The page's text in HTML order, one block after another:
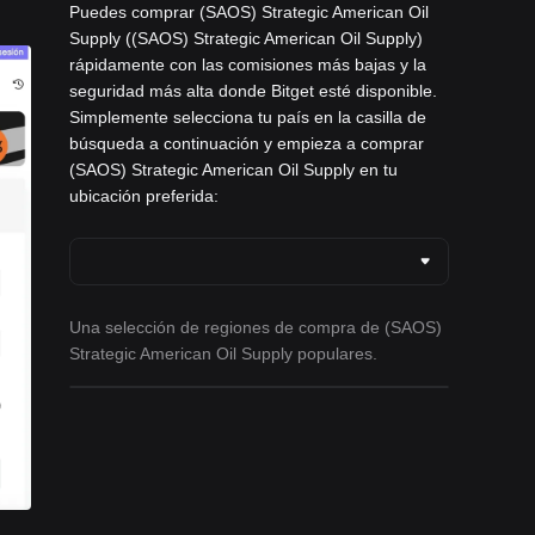
Puedes comprar (SAOS) Strategic American Oil
Supply ((SAOS) Strategic American Oil Supply)
rápidamente con las comisiones más bajas y la
seguridad más alta donde Bitget esté disponible.
Simplemente selecciona tu país en la casilla de
búsqueda a continuación y empieza a comprar
(SAOS) Strategic American Oil Supply en tu
ubicación preferida:
Una selección de regiones de compra de (SAOS)
Strategic American Oil Supply populares.